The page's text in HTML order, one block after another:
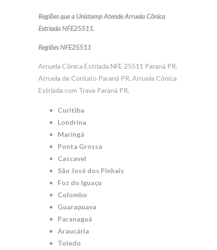
Regiões que a Unistamp Atende Arruela Cônica
Estriada NFE25511.
Regiões NFE25511
Arruela Cônica Estriada NFE 25511 Paraná PR,
Arruela de Contato Paraná PR, Arruela Cônica
Estriada com Trava Paraná PR,
Curitiba
Londrina
Maringá
Ponta Grossa
Cascavel
São José dos Pinhais
Foz do Iguaçu
Colombo
Guarapuava
Paranaguá
Araucária
Toledo